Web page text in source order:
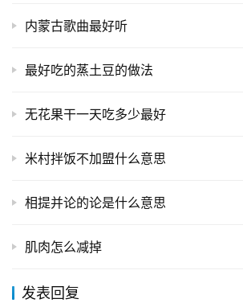
内蒙古歌曲最好听
最好吃的蒸土豆的做法
无花果干一天吃多少最好
米村拌饭不加盟什么意思
相提并论的论是什么意思
肌肉怎么减掉
发表回复